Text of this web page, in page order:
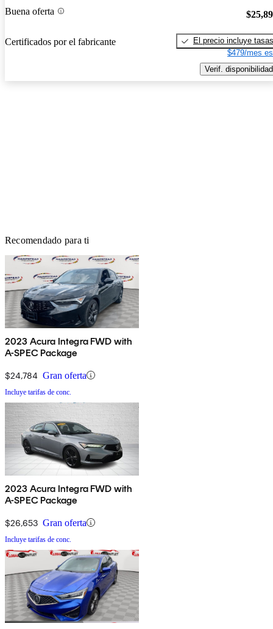
Buena oferta
Certificados por el fabricante
El precio incluye tasas
$479/mes
Verif. disponibilidad
Recomendado para ti
2023 Acura Integra FWD with
A-SPEC Package
$24,784 Gran oferta
Incluye tarifas de conc.
2023 Acura Integra FWD with
A-SPEC Package
$26,653 Gran oferta
Incluye tarifas de conc.